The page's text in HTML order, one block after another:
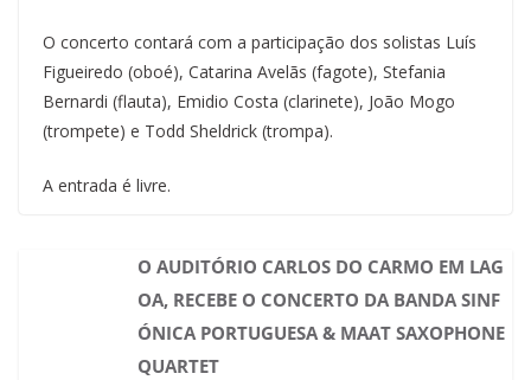
O concerto contará com a participação dos solistas Luís
Figueiredo (oboé), Catarina Avelãs (fagote), Stefania
Bernardi (flauta), Emidio Costa (clarinete), João Mogo
(trompete) e Todd Sheldrick (trompa).
A entrada é livre.
O AUDITÓRIO CARLOS DO CARMO EM LAG
OA, RECEBE O CONCERTO DA BANDA SINF
ÓNICA PORTUGUESA & MAAT SAXOPHONE
QUARTET